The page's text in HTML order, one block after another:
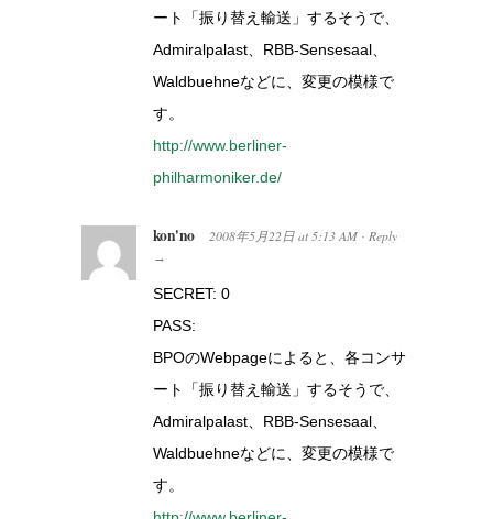
ート「振り替え輸送」するそうで、
Admiralpalast、RBB-Sensesaal、
Waldbuehneなどに、変更の模様で
す。
http://www.berliner-
philharmoniker.de/
kon'no 2008年5月22日 at 5:13 AM · Reply
→
SECRET: 0
PASS:
BPOのWebpageによると、各コンサ
ート「振り替え輸送」するそうで、
Admiralpalast、RBB-Sensesaal、
Waldbuehneなどに、変更の模様で
す。